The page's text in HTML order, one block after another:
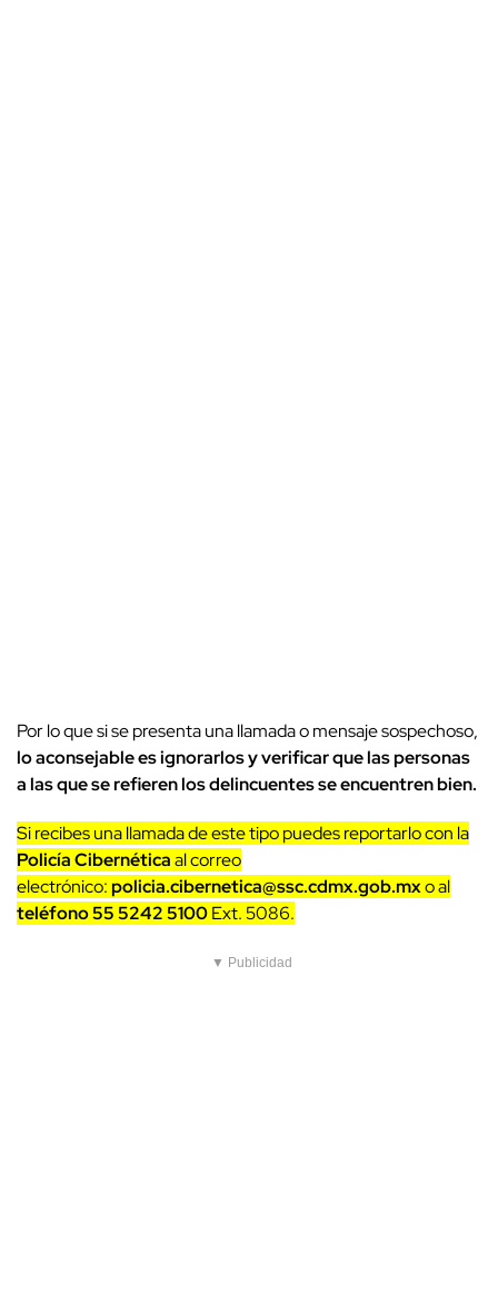
Por lo que si se presenta una llamada o mensaje sospechoso,
lo aconsejable es ignorarlos y verificar que las personas
a las que se refieren los delincuentes se encuentren bien.
Si recibes una llamada de este tipo puedes reportarlo con la
Policía Cibernéticaal correo
electrónico:policia.cibernetica@ssc.cdmx.gob.mxo al
teléfono 55 5242 5100Ext. 5086.
▼ Publicidad